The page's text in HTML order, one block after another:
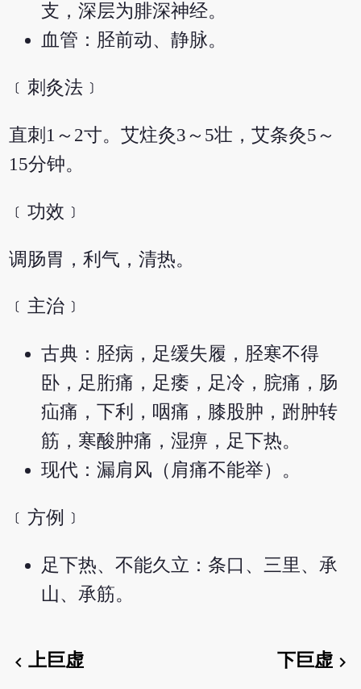
支，深层为腓深神经。
血管：胫前动、静脉。
﹝刺灸法﹞
直刺1～2寸。艾炷灸3～5壮，艾条灸5～
15分钟。
﹝功效﹞
调肠胃，利气，清热。
﹝主治﹞
古典：胫病，足缓失履，胫寒不得
卧，足胻痛，足痿，足冷，脘痛，肠
疝痛，下利，咽痛，膝股肿，跗肿转
筋，寒酸肿痛，湿痹，足下热。
现代：漏肩风（肩痛不能举）。
﹝方例﹞
足下热、不能久立：条口、三里、承
山、承筋。
chevron_left上巨虚 下巨虚chevron_right